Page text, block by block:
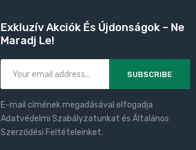
Exkluzív Akciók És Újdonságok – Ne
Maradj Le!
SUBSCRIBE
E-mail címének megadásával elfogadja
Adatvédelmi Szabályzatunkat és Általános
Szerződési Feltételeinket.